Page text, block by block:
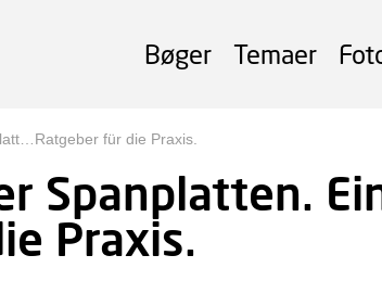
Bøger Temaer
für die Praxis.
Spanplatten.
Praxis.